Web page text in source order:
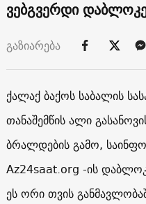
ვებგვერდი
გაზიარება
ქალაქ ბაქოს საბალის
თანაშემწის ალი
ბრალდების გამო,
Az24saat.org -ის
ეს ორი თვის